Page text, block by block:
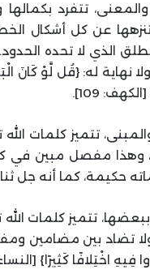
تتفرد بكمالها
عن كل أشكال
الذي لا تحده
ولا نهاية له: {قُل لَّوْ
109].
تتميز كلمات الله
وهذا مفصل مبين في
حكيمة، كما أنه جل
تتميز كلمات
تضاد بين مضامين
اخْتِلافًا كَثِيرًا} [النساء: